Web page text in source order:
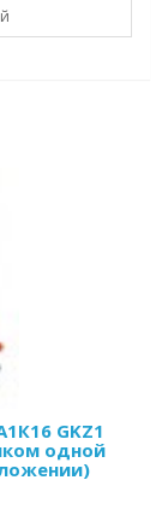
GKZ1
одной